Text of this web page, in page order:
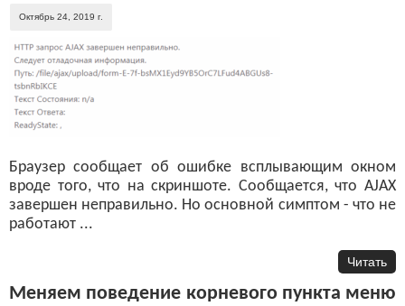
Октябрь 24, 2019 г.
Браузер сообщает об ошибке всплывающим окном
вроде того, что на скриншоте. Сообщается, что AJAX
завершен неправильно. Но основной симптом - что не
работают ...
Читать
Меняем поведение корневого пункта меню